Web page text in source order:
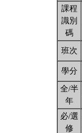
課程
識別
碼
班次
學分
全/半
年
必/選
修